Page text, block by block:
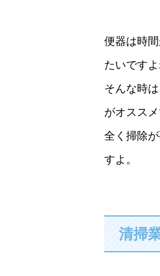
便器は時
たいですよ
そんな時
がオススメ
全く掃除
すよ。
清掃